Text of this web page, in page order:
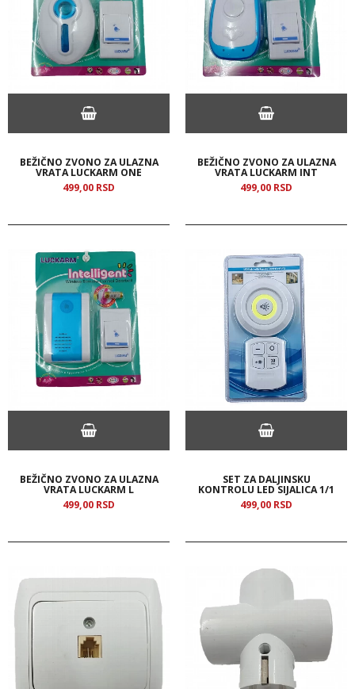
BEŽIČNO ZVONO ZA ULAZNA
VRATA LUCKARM ONE
499,00 RSD
BEŽIČNO ZVONO ZA ULAZNA
VRATA LUCKARM INT
499,00 RSD
BEŽIČNO ZVONO ZA ULAZNA
VRATA LUCKARM L
499,00 RSD
SET ZA DALJINSKU
KONTROLU LED SIJALICA 1/1
499,00 RSD